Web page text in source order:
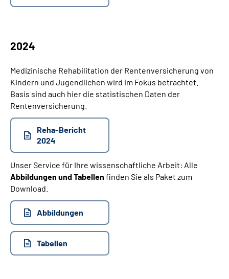
2024
Medizinische Rehabilitation der Rentenversicherung von
Kindern und Jugendlichen wird im Fokus betrachtet.
Basis sind auch hier die statistischen Daten der
Rentenversicherung.
Reha-Bericht
2024
Unser Service für Ihre wissenschaftliche Arbeit: Alle
Abbildungen und Tabellen finden Sie als Paket zum
Download.
Abbildungen
Tabellen